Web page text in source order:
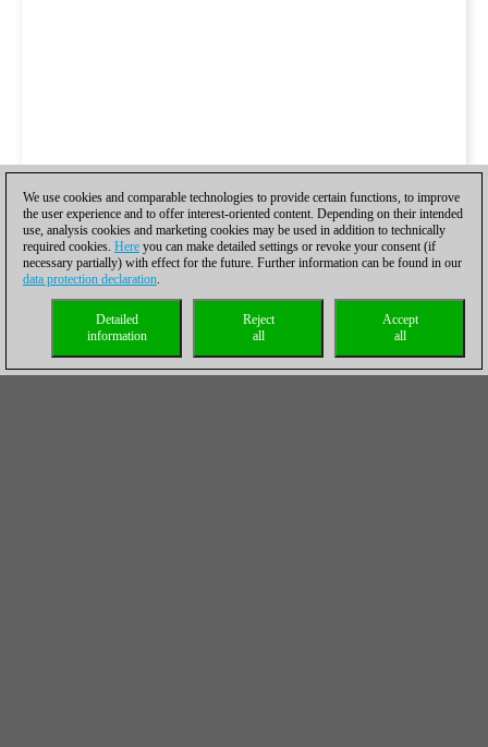
We use cookies and comparable technologies to provide certain functions, to improve
the user experience and to offer interest-oriented content. Depending on their intended
use, analysis cookies and marketing cookies may be used in addition to technically
required cookies. Here you can make detailed settings or revoke your consent (if
necessary partially) with effect for the future. Further information can be found in our
data protection declaration.
Accept
all
Reject
all
Detailed
information